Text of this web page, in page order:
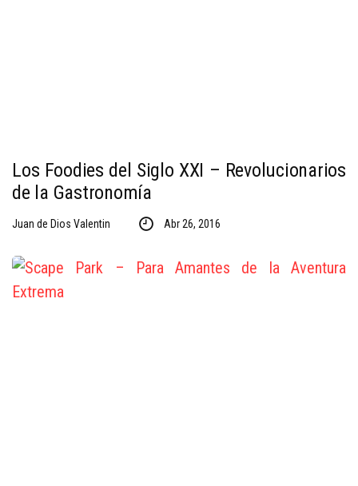
Los Foodies del Siglo XXI – Revolucionarios
de la Gastronomía
Juan de Dios Valentin Abr 26, 2016